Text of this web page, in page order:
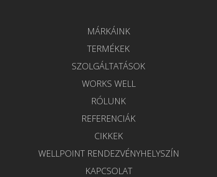
MÁRKÁINK
TERMÉKEK
SZOLGÁLTATÁSOK
WORKS WELL
RÓLUNK
REFERENCIÁK
CIKKEK
WELLPOINT RENDEZVÉNYHELYSZÍN
KAPCSOLAT